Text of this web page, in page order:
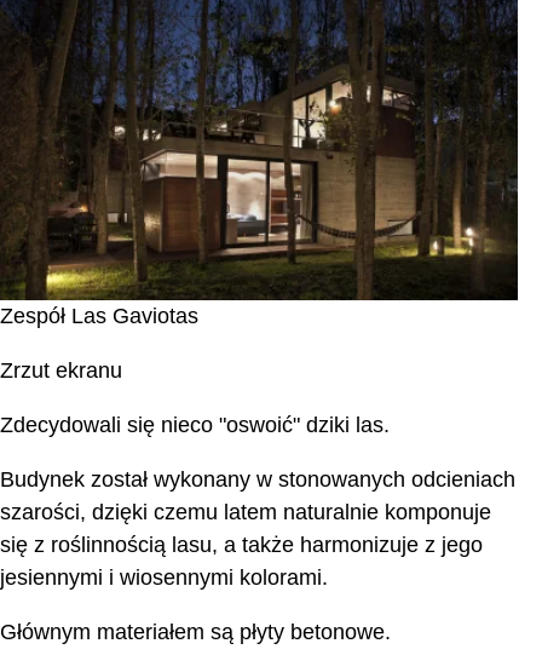
Zespół Las Gaviotas
Zrzut ekranu
Zdecydowali się nieco "oswoić" dziki las.
Budynek został wykonany w stonowanych odcieniach
szarości, dzięki czemu latem naturalnie komponuje
się z roślinnością lasu, a także harmonizuje z jego
jesiennymi i wiosennymi kolorami.
Głównym materiałem są płyty betonowe.